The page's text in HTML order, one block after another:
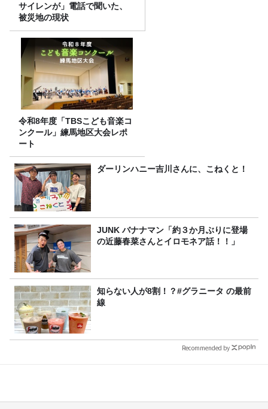
サイレンが」電話で聞いた、
被災地の現状
令和8年度「TBSこども音楽コ
ンクール」練馬地区大会レポ
ート
ダーリンハニー吉川さんに、こねくと！
JUNK バナナマン「約３か月ぶりに登場
の近藤春菜さんとイロモネア話！！」
知らない人が8割！？#グラニータ の最前
線
Recommended by